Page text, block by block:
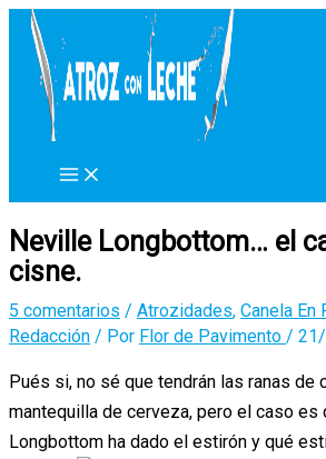
contenido
Neville Longbottom… el
cisne.
5 comentarios / Atrozidades, Canela En
Redacción / Por Flor de Pavimento /
Pués si, no sé que tendrán las ranas de
mantequilla de cerveza, pero el caso es
Longbottom ha dado el estirón y qué